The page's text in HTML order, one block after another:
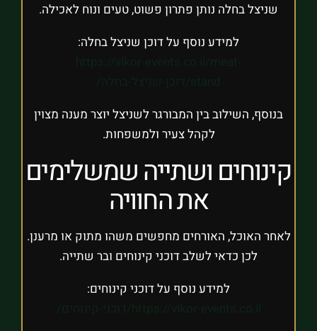
שניצל בחלה נותן פתרון פשוט, טעים ונוח לאכילה.
למידע נוסף על דוכן שניצל בחלה:
בנוסף, השילוב בין המבורגר לשניצל יוצר מענה מצוין
לקהל צעיר ולמשפחות.
קינוחים ושתייה שמשלימים
את החוויה
לאחר האוכל, האורחים מחפשים משהו מתוק או מרענן.
לכן כדאי לשלב דוכני קינוחים ובר שתייה.
למידע נוסף על דוכני קינוחים: